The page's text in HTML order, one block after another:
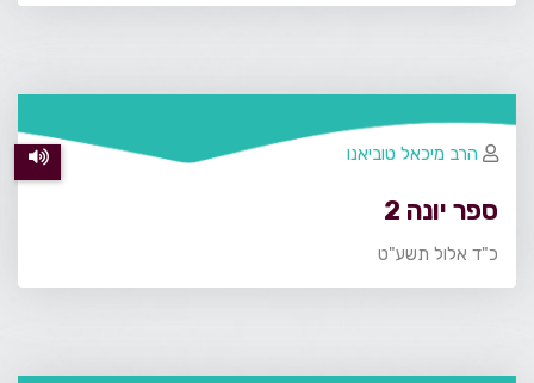
ספר יונה 2
כ"ד אלול תשע"ט
הרב מיכאל טוביאנו